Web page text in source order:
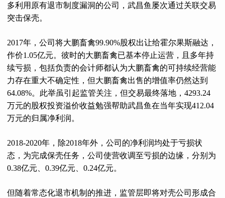
多利用原有退市制度漏洞的公司，武昌鱼屡次通过关联交易
突击保壳。
2017年，公司将大鹏畜禽99.90%股权出让给霍尔果斯融达，
作价1.05亿元。彼时的大鹏畜禽已基本停止运营，且多年持
续亏损，包括负责的会计师都认为大鹏畜禽的可持续经营能
力存在重大不确定性，但大鹏畜禽出售的增值率仍然达到
64.08%。此举虽引起监管关注，但交易最终落地，4293.24
万元的股权投资溢价收益勉强帮助武昌鱼在当年实现412.04
万元的归属净利润。
2018-2020年，除2018年外，公司的净利润均处于亏损状
态，为完成保壳任务，公司使营收调至亏损的边缘，分别为
0.38亿元、0.39亿元、0.24亿元。
但随着常态化退市机制的推进，监管层即将对壳公司形成合